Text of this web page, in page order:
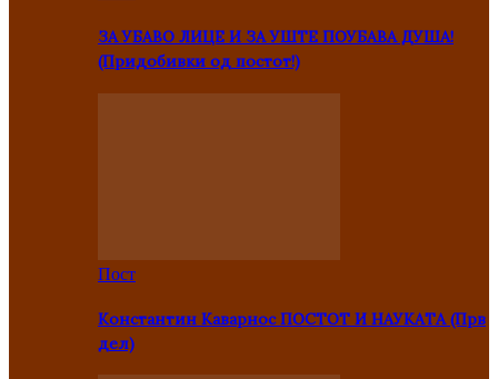
ЗА УБАВО ЛИЦЕ И ЗА УШТЕ ПОУБАВА ДУША!
(Придобивки од постот!)
Пост
Константин Каварнос ПОСТОТ И НАУКАТА (Прв
дел)